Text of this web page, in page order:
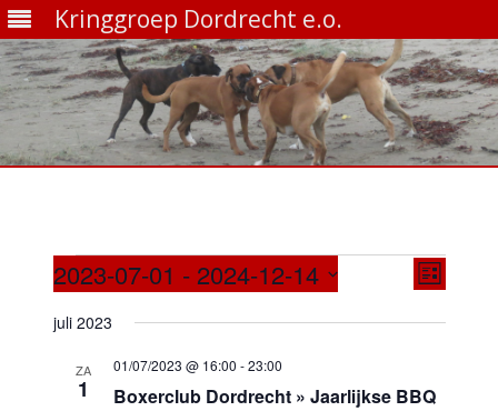
Kringgroep Dordrecht e.o.
inhoud
Evenementen
navigatie
Lijst
2023-07-01 - 2024-12-14
Selecteer
een
datum.
juli 2023
ZA
1 Boxerclub Dordrecht » Jaarlijkse BBQ
01/07/2023 @ 16:00 -23:00